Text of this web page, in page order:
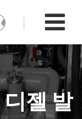
젤 발